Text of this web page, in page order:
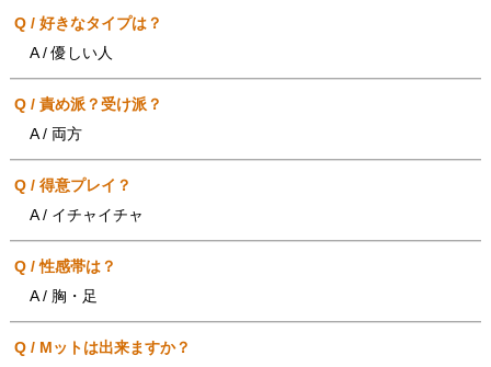
Q / 好きなタイプは？
A / 優しい人
Q / 責め派？受け派？
A / 両方
Q / 得意プレイ？
A / イチャイチャ
Q / 性感帯は？
A / 胸・足
Q / Mットは出来ますか？